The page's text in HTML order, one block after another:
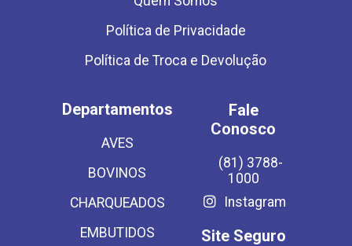
Política de Privacidade
Política de Troca e Devolução
Departamentos
AVES
BOVINOS
CHARQUEADOS
EMBUTIDOS
Fale
Conosco
(81) 3788-
1000
Instagram
Site Seguro